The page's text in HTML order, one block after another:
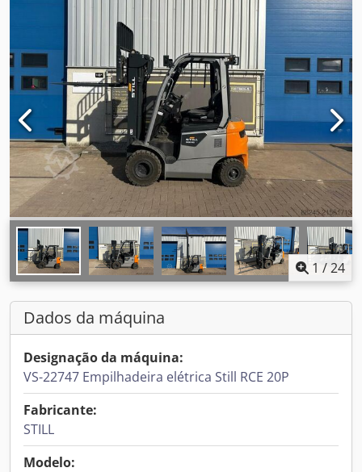
1 /24
Dados da máquina
Designação da máquina:
VS-22747 Empilhadeira elétrica Still RCE 20P
Fabricante:
STILL
Modelo: